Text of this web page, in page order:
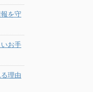
を守
お手
理由